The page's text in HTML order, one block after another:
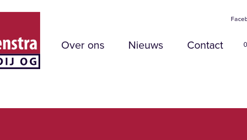
Over ons Nieuws Contact